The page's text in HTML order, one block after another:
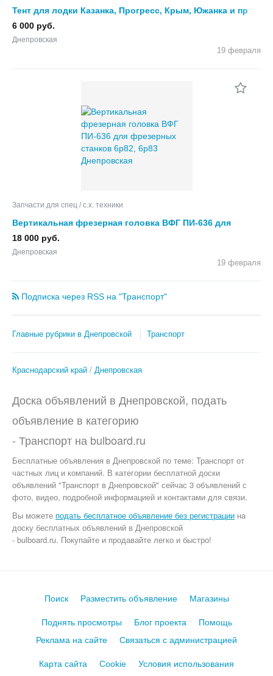
Тент для лодки Казанка, Прогресс, Крым, Южанка и пр
6 000 руб.
Днепровская
19 февраля
Запчасти для спец / с.х. техники
Вертикальная фрезерная головка ВФГ ПИ-636 для
фрезерных станков 6р82, 6р83
18 000 руб.
Днепровская
19 февраля
Подписка через RSS на "Транспорт"
Главные рубрики в Днепровской Транспорт
Краснодарский край Днепровская
Доска объявлений в Днепровской, подать
объявление в категорию
- Транспорт на bulboard.ru
Бесплатные объявления в Днепровской по теме: Транспорт от
частных лиц и компаний. В категории бесплатной доски
объявлений "Транспорт в Днепровской" сейчас 3 объявлений с
фото, видео, подробной информацией и контактами для связи.
Вы можете подать бесплатное объявление без регистрации на
доску бесплатных объявлений в Днепровской
- bulboard.ru. Покупайте и продавайте легко и быстро!
Поиск Разместить объявление Магазины
Поднять просмотры Блог проекта
Помощь
Реклама на сайте
Связаться с администрацией
Карта сайта Cookie Условия использования